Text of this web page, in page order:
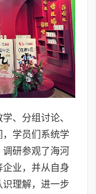
、分组讨论、
，学员们系统学
研参观了海河
业，并从自身
理解，进一步